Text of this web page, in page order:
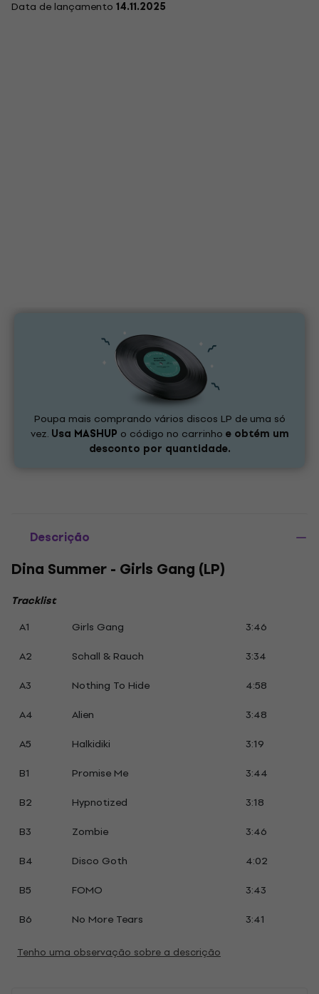
Data de lançamento 14.11.2025
Poupa mais comprando vários discos LP de uma só
vez. Usa MASHUP o código no carrinho e obtém um
desconto por quantidade.
Descrição
Dina Summer - Girls Gang (LP)
Tracklist
A1
Girls Gang
3:46
A2
Schall & Rauch
3:34
A3
Nothing To Hide
4:58
A4
Alien
3:48
A5
Halkidiki
3:19
B1
Promise Me
3:44
B2
Hypnotized
3:18
B3
Zombie
3:46
B4
Disco Goth
4:02
B5
FOMO
3:43
B6
No More Tears 3:41
Tenho uma observação sobre a descrição